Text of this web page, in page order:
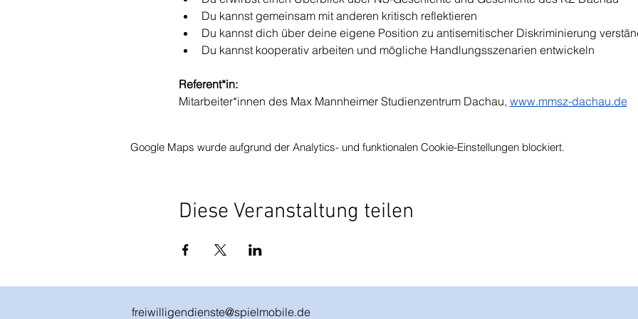
Du kannst gemeinsam mit anderen kritisch reflektieren
Du kannst dich über deine eigene Position zu antisemitischer Diskriminierung
Du kannst kooperativ arbeiten und mögliche Handlungsszenarien entwickeln
Referent*in:
Mitarbeiter*innen des Max Mannheimer Studienzentrum Dachau, www.mmsz-dachau.de
Google Maps wurde aufgrund der Analytics- und funktionalen Cookie-Einstellungen blockiert.
Diese Veranstaltung teilen
freiwilligendienste@spielmobile.de